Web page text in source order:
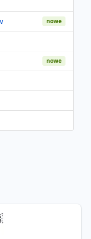
nowe
nowe